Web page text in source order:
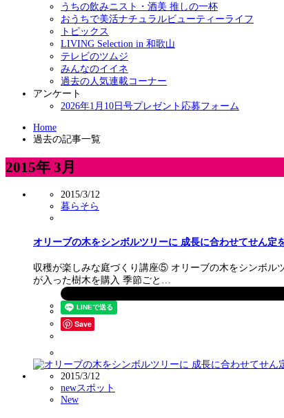
うちの飲みニスト・酒美 推しの一杯
おうちで美活ナチュラルビューティーライフ
トピックス
LIVING Selection in 和歌山
テレビのツムジ
みんなのイイネ
過去の人気連載コーナー
アンケート
2026年1月10日号プレゼント応募フォーム
Home
過去の記事一覧
2015年 3月
2015/3/12
暮らそら
オリーブの木をシンボルツリーに 成長に合わせてせん定
収穫が楽しみな庭づくり講座⑤ オリーブの木をシンボル
が入った樹木を購入 季節ごと…
Save
2015/3/12
newスポット
New